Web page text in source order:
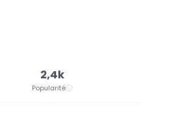
2,4k
Popularité